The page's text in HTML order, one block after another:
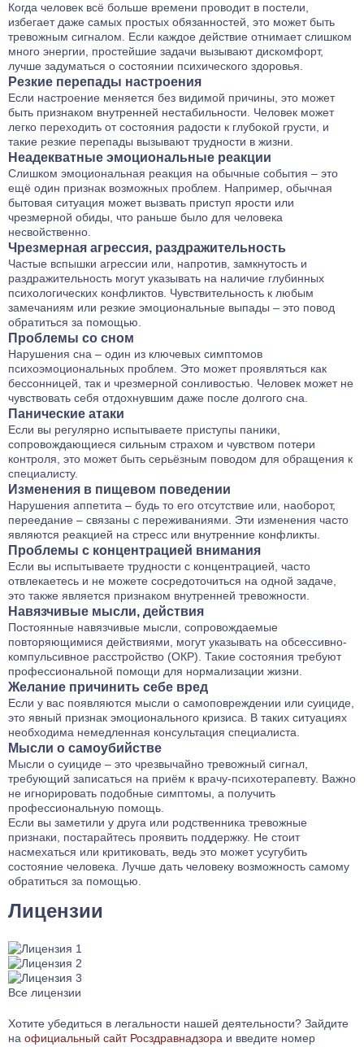
Когда человек всё больше времени проводит в постели,
избегает даже самых простых обязанностей, это может быть
тревожным сигналом. Если каждое действие отнимает слишком
много энергии, простейшие задачи вызывают дискомфорт,
лучше задуматься о состоянии психического здоровья.
Резкие перепады настроения
Если настроение меняется без видимой причины, это может
быть признаком внутренней нестабильности. Человек может
легко переходить от состояния радости к глубокой грусти, и
такие резкие перепады вызывают трудности в жизни.
Неадекватные эмоциональные реакции
Слишком эмоциональная реакция на обычные события – это
ещё один признак возможных проблем. Например, обычная
бытовая ситуация может вызвать приступ ярости или
чрезмерной обиды, что раньше было для человека
несвойственно.
Чрезмерная агрессия, раздражительность
Частые вспышки агрессии или, напротив, замкнутость и
раздражительность могут указывать на наличие глубинных
психологических конфликтов. Чувствительность к любым
замечаниям или резкие эмоциональные выпады – это повод
обратиться за помощью.
Проблемы со сном
Нарушения сна – один из ключевых симптомов
психоэмоциональных проблем. Это может проявляться как
бессонницей, так и чрезмерной сонливостью. Человек может не
чувствовать себя отдохнувшим даже после долгого сна.
Панические атаки
Если вы регулярно испытываете приступы паники,
сопровождающиеся сильным страхом и чувством потери
контроля, это может быть серьёзным поводом для обращения к
специалисту.
Изменения в пищевом поведении
Нарушения аппетита – будь то его отсутствие или, наоборот,
переедание – связаны с переживаниями. Эти изменения часто
являются реакцией на стресс или внутренние конфликты.
Проблемы с концентрацией внимания
Если вы испытываете трудности с концентрацией, часто
отвлекаетесь и не можете сосредоточиться на одной задаче,
это также является признаком внутренней тревожности.
Навязчивые мысли, действия
Постоянные навязчивые мысли, сопровождаемые
повторяющимися действиями, могут указывать на обсессивно-
компульсивное расстройство (ОКР). Такие состояния требуют
профессиональной помощи для нормализации жизни.
Желание причинить себе вред
Если у вас появляются мысли о самоповреждении или суициде,
это явный признак эмоционального кризиса. В таких ситуациях
необходима немедленная консультация специалиста.
Мысли о самоубийстве
Мысли о суициде – это чрезвычайно тревожный сигнал,
требующий записаться на приём к врачу-психотерапевту. Важно
не игнорировать подобные симптомы, а получить
профессиональную помощь.
Если вы заметили у друга или родственника тревожные
признаки, постарайтесь проявить поддержку. Не стоит
насмехаться или критиковать, ведь это может усугубить
состояние человека. Лучше дать человеку возможность самому
обратиться за помощью.
Лицензии
Все лицензии
Хотите убедиться в легальности нашей деятельности? Зайдите
на официальный сайт Росздравнадзора и введите номер